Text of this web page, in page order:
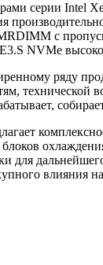
серии Intel
с
NVMe
ряду
технической
для
влияния